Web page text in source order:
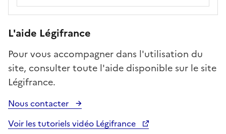
L'aide Légifrance
Pour vous accompagner dans l'utilisation du
site, consulter toute l'aide disponible sur le site
Légifrance.
Nous contacter
Voir les tutoriels vidéo Légifrance